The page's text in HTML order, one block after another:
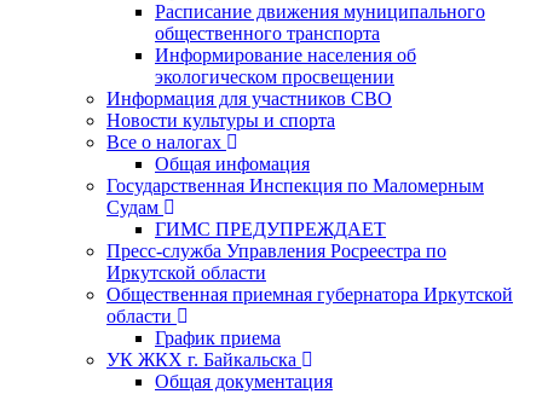
Расписание движения муниципального
общественного транспорта
Информирование населения об
экологическом просвещении
Информация для участников СВО
Новости культуры и спорта
Все о налогах
Общая инфомация
Государственная Инспекция по Маломерным
Судам
ГИМС ПРЕДУПРЕЖДАЕТ
Пресс-служба Управления Росреестра по
Иркутской области
Общественная приемная губернатора Иркутской
области
График приема
УК ЖКХ г. Байкальска
Общая документация